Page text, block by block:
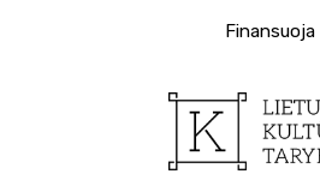
Finansuoja